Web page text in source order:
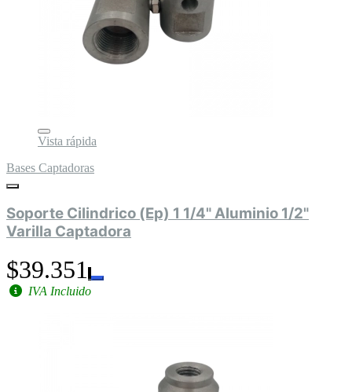
Vista rápida
Bases Captadoras
Soporte Cilindrico (Ep) 1 1/4" Aluminio 1/2"
Varilla Captadora
$39.351
IVA Incluido